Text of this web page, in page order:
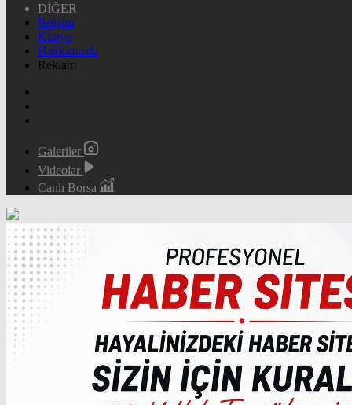
DİĞER
İletişim
Künye
Hakkımızda
Reklam
Galeriler
Videolar
Canlı Borsa